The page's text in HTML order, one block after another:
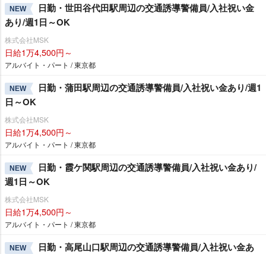
NEW
日勤・世田谷代田駅周辺の交通誘導警備員/入社祝い金
あり/週1日～OK
株式会社MSK
日給1万4,500円～
アルバイト・パート / 東京都
NEW
日勤・蒲田駅周辺の交通誘導警備員/入社祝い金あり/週1
日～OK
株式会社MSK
日給1万4,500円～
アルバイト・パート / 東京都
NEW
日勤・霞ケ関駅周辺の交通誘導警備員/入社祝い金あり/
週1日～OK
株式会社MSK
日給1万4,500円～
アルバイト・パート / 東京都
NEW
日勤・高尾山口駅周辺の交通誘導警備員/入社祝い金あ